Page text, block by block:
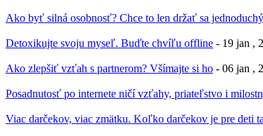
Ako byť silná osobnosť? Chce to len držať sa
Detoxikujte svoju myseľ. Buďte chvíľu offline - 19 jan ,
Ako zlepšiť vzťah s partnerom? Všímajte si ho - 06 jan ,
Posadnutosť po internete ničí vzťahy, priateľstvo i
Viac darčekov, viac zmätku. Koľko darčekov je pre deti